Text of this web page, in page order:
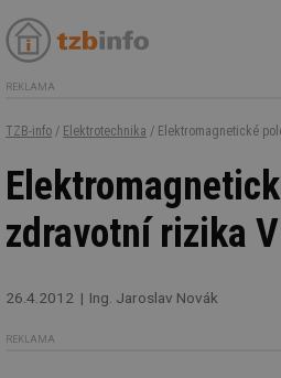
REKLAMA
TZB-info / Elektrotechnika / Elektromagnetické
zdravotní rizika V
26.4.2012 Ing. Jaroslav Novák
REKLAMA